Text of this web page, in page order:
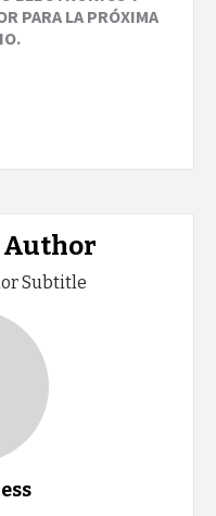
PARA LA PRÓXIMA
Author
Subtitle